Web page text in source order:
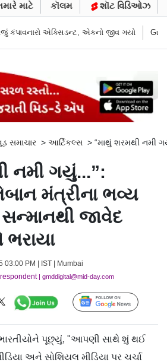
માટે કૉલમ શૉટ વિડિઓઝ
News: મોરબીમાં મેજિક! કૂવાનું પાણી દરિયાનાં
સમાચાર > આર્ટિકલ્સ > “માથું શરમથી નમી
નમી ગયું...”:
મંત્રીના ભવ્ય
જાવેદ
03:00 PM | IST | Mumbai
| gmddigital@mid-day.com
Follow Us
પૂછ્યું, "આપણી સાથે શું થઈ
અને સોશિયલ મીડિયા પર ચર્ચા